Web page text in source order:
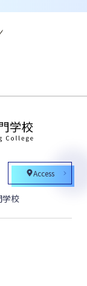
Access
学校